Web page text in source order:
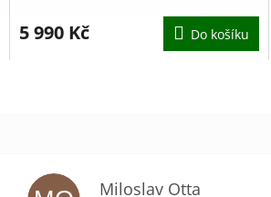
5 990 Kč Do košíku
Miloslav Otta